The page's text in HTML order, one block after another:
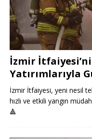
İzmir
Yatırımlarıyla
İzmir İtfaiyesi, yeni nesil
hızlı ve etkili yangın
🔺